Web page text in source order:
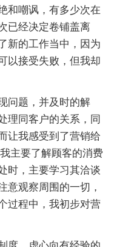
和嘲讽，有多少次在
已经决定卷铺盖离
新的工作当中，因为
以接受失败，但我却
题，并及时的解
理同客户的关系，同
让我感受到了营销给
主要了解顾客的消费
时，主要学习其洽谈
意观察周围的一切，
过程中，我初步对营